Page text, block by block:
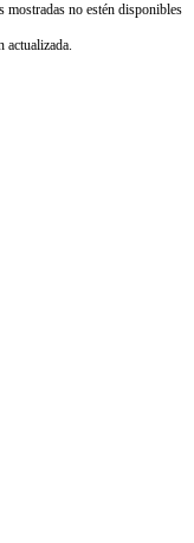
mostradas no estén disponibles
actualizada.